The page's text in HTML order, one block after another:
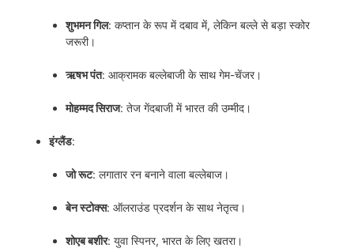
शुभमन गिल: कप्तान के रूप में दबाव में, लेकिन बल्ले से बड़ा स्कोर
जरूरी।
ऋषभ पंत: आक्रामक बल्लेबाजी के साथ गेम-चेंजर।
मोहम्मद सिराज: तेज गेंदबाजी में भारत की उम्मीद।
इंग्लैंड:
जो रूट: लगातार रन बनाने वाला बल्लेबाज।
बेन स्टोक्स: ऑलराउंड प्रदर्शन के साथ नेतृत्व।
शोएब बशीर: युवा स्पिनर, भारत के लिए खतरा।